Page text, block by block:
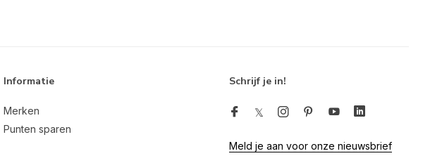
Informatie
Merken
Punten sparen
Schrijf je in!
Meld je aan voor onze nieuwsbrief